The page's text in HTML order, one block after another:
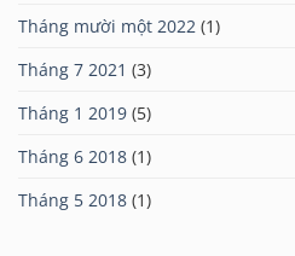
Tháng mười một 2022 (1)
Tháng 7 2021 (3)
Tháng 1 2019 (5)
Tháng 6 2018 (1)
Tháng 5 2018 (1)